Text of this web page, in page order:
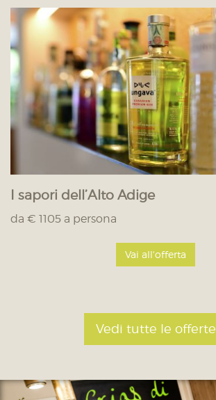
I sapori dell’Alto Adige
da € 1105 a persona
Vai all'offerta
Vedi tutte le offerte